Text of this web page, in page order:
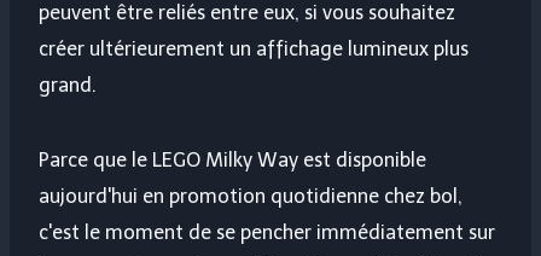
peuvent être reliés entre eux, si vous souhaitez
créer ultérieurement un affichage lumineux plus
grand.
Parce que le LEGO Milky Way est disponible
aujourd'hui en promotion quotidienne chez bol,
c'est le moment de se pencher immédiatement sur